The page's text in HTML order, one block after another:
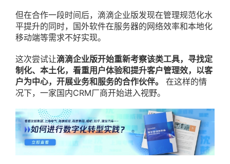
但在合作一段时间后，滴滴企业版发现在管理规范化水
平提升的同时，国外软件在服务器的网络效率和本地化
移动端等需求不好实现。
这次尝试让滴滴企业版开始重新考察该类工具，寻找定
制化、本土化，看重用户体验和提升客户管理效，以客
户为中心，开展业务和服务的合作伙伴。
在这样的情
况下，一家国内CRM厂商开始进入视野。